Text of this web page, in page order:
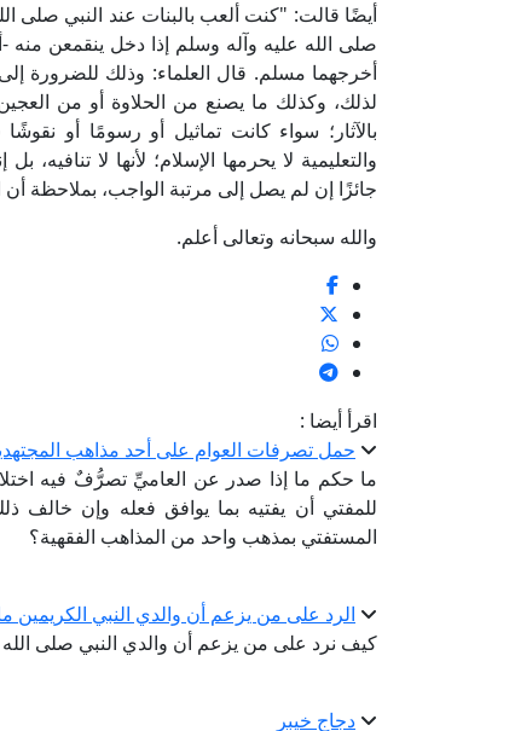
أيضًا قالت: "كنت ألعب بالبنات عند النبي صلى
صلى الله عليه وآله وسلم إذا دخل ينقمعن
أخرجهما مسلم. قال العلماء: وذلك للضرورة إلى
لذلك، وكذلك ما يصنع من الحلاوة أو من
بالآثار؛ سواء كانت تماثيل أو رسومًا أو
والتعليمية لا يحرمها الإسلام؛ لأنها لا
جائزًا إن لم يصل إلى مرتبة الواجب، بملاحظة أن
والله سبحانه وتعالى أعلم.
اقرأ أيضا :
حمل تصرفات العوام على أحد مذاهب
ما حكم ما إذا صدر عن العاميِّ تصرُّفٌ فيه
للمفتي أن يفتيه بما يوافق فعله وإن خالف
المستفتي بمذهب واحد من المذاهب الفقهية؟
الرد على من يزعم أن والدي النبي الكريمين
كيف نرد على من يزعم أن والدي النبي صلى الله
دجاج خيبر